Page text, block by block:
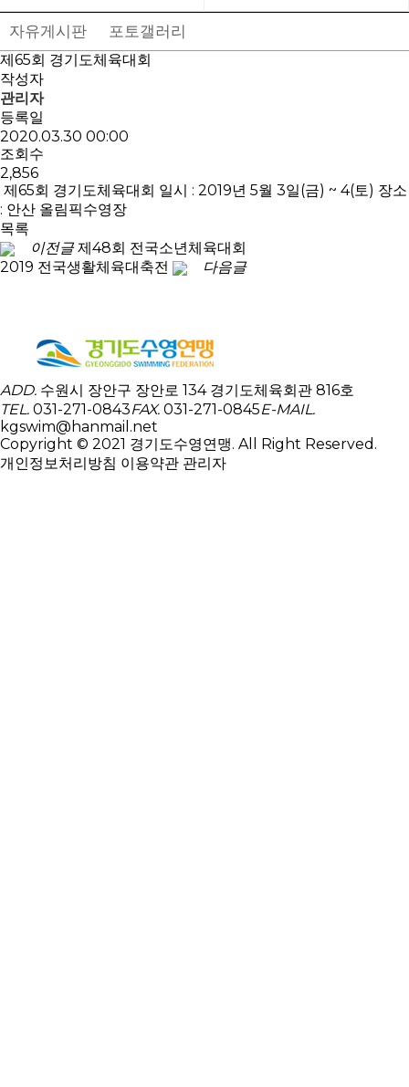
자유게시판 포토갤러리
제65회 경기도체육대회
작성자
관리자
등록일
2020.03.30 00:00
조회수
2,856
제65회 경기도체육대회 일시 : 2019년 5월 3일(금) ~ 4(토) 장소
: 안산 올림픽수영장
목록
이전글 제48회 전국소년체육대회
2019 전국생활체육대축전
다음글
ADD. 수원시 장안구 장안로 134 경기도체육회관 816호
TEL. 031-271-0843FAX. 031-271-0845E-MAIL.
kgswim@hanmail.net
Copyright © 2021 경기도수영연맹. All Right Reserved.
개인정보처리방침 이용약관 관리자